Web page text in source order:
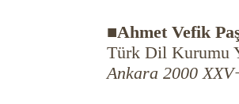
■Ahmet Vefik
Türk Dil Kurumu
Ankara 2000